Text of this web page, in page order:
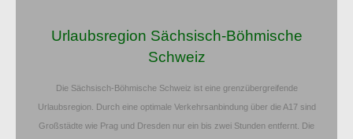
Urlaubsregion Sächsisch-Böhmische
Schweiz
Die Sächsisch-Böhmische Schweiz ist eine grenzübergreifende
Urlaubsregion. Durch eine optimale Verkehrsanbindung über die A17 sind
Großstädte wie Prag und Dresden nur ein bis zwei Stunden entfernt. Die